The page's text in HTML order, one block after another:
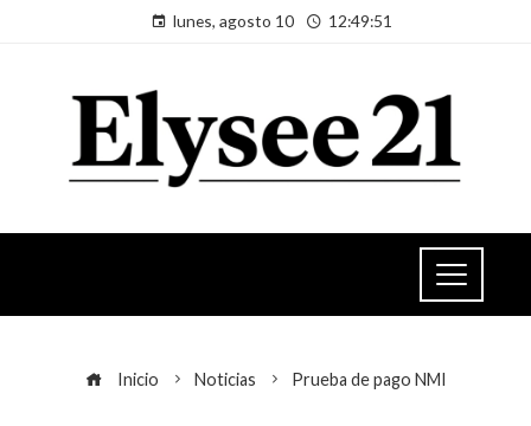
lunes, agosto 10 12:49:51
Inicio Noticias Prueba de pago NMI